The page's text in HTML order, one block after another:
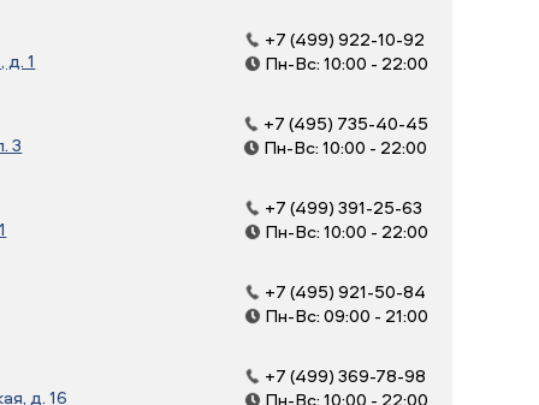
1
+7 (499) 922-10-92
Пн-Вс: 10:00 - 22:00
3
+7 (495) 735-40-45
Пн-Вс: 10:00 - 22:00
+7 (499) 391-25-63
Пн-Вс: 10:00 - 22:00
+7 (495) 921-50-84
Пн-Вс: 09:00 - 21:00
д. 16
+7 (499) 369-78-98
Пн-Вс: 10:00 - 22:00